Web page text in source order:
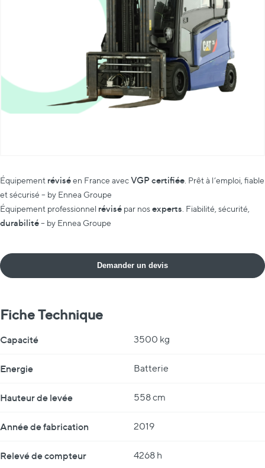
Équipement réviséen France avecVGP certifiée . Prêt à l’emploi, fiable
et sécurisé – by Ennea Groupe
Équipement professionnel révisé par nosexperts . Fiabilité, sécurité,
durabilité– by Ennea Groupe
Demander un devis
Fiche Technique
Capacité 3500 kg
Energie Batterie
Hauteur de levée 558 cm
Année de fabrication 2019
Relevé de compteur 4268 h